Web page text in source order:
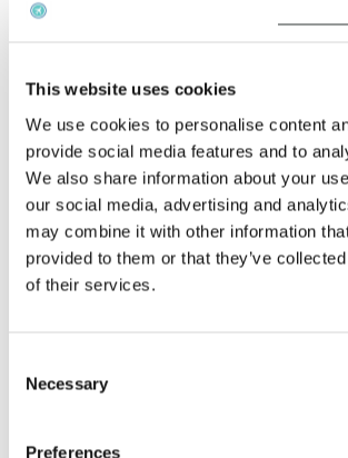
This website uses cookies
We use cookies to personalise content
provide social media features and to
We also share information about your
our social media, advertising and
may combine it with other information
provided to them or that they’ve
of their services.
Selection
Necessary
Preferences
combinados con nuestro equipo de
en los tribunales. EUclaim le ayuda a
indemnización por elretrasoo la
vuelo.
¿Se retrasó su vuelo de Norwegian
International?
¿Voló con Norwegian Air